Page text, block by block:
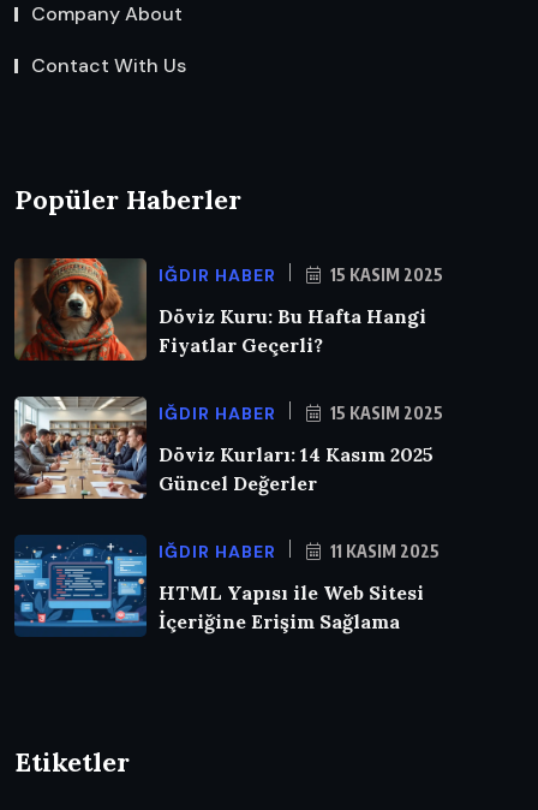
Company About
Contact With Us
Popüler Haberler
IĞDIR HABER 15 KASIM 2025
Döviz Kuru: Bu Hafta Hangi
Fiyatlar Geçerli?
IĞDIR HABER 15 KASIM 2025
Döviz Kurları: 14 Kasım 2025
Güncel Değerler
IĞDIR HABER 11 KASIM 2025
HTML Yapısı ile Web Sitesi
İçeriğine Erişim Sağlama
Etiketler